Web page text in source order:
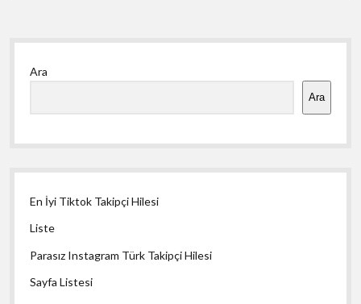
Yan
Menü
Ara
Ara
En İyi Tiktok Takipçi Hilesi
Liste
Parasız Instagram Türk Takipçi Hilesi
Sayfa Listesi